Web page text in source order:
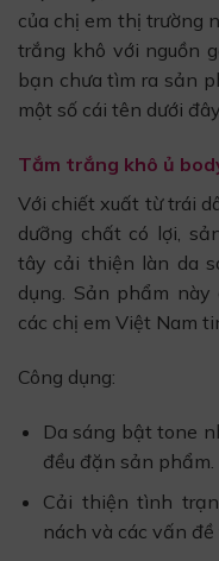
của chị em thị trường
trắng khô với nguồn
bạn chưa tìm ra sản
một số cái tên dưới
Tắm trắng khô ủ
Với chiết xuất từ trái
dưỡng chất có lợi,
tây cải thiện làn da
dụng. Sản phẩm
các chị em Việt Nam
Công dụng:
Da sáng bật tone
đều đặn sản phẩm.
Cải thiện tình
nách và các vấn